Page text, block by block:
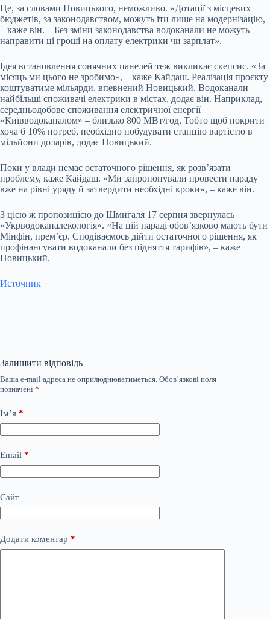
Це, за словами Новицького, неможливо. «Дотації з місцевих
бюджетів, за законодавством, можуть іти лише на модернізацію,
– каже він. – Без зміни законодавства водоканали не можуть
направити ці гроші на оплату електрики чи зарплат».
Ідея встановлення сонячних панелей теж викликає скепсис. «За
місяць ми цього не зробимо», – каже Кайдаш. Реалізація проєкту
коштуватиме мільярди, впевнений Новицький. Водоканали –
найбільші споживачі електрики в містах, додає він. Наприклад,
середньодобове споживання електричної енергії
«Київводоканалом» – близько 800 МВт/год. Тобто щоб покрити
хоча б 10% потреб, необхідно побудувати станцію вартістю в
мільйони доларів, додає Новицький.
Поки у влади немає остаточного рішення, як розвʼязати
проблему, каже Кайдаш. «Ми запропонували провести нараду
вже на рівні уряду й затвердити необхідні кроки», – каже він.
З цією ж пропозицією до Шмигаля 17 серпня звернулась
«Укрводоканалекологія». «На цій нараді обовʼязково мають бути
Мінфін, премʼєр. Сподіваємось дійти остаточного рішення, як
профінансувати водоканали без підняття тарифів», – каже
Новицький.
Источник
Залишити відповідь
Ваша e-mail адреса не оприлюднюватиметься. Обов’язкові поля
позначені *
Ім’я *
Email *
Сайт
Додати коментар *